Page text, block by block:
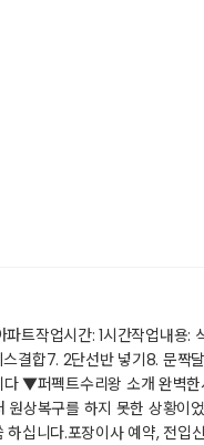
작업시간: 1시간작업내용:
결합7. 2단선반 넣기8. 문짝
▼​퍼펙트수리왕 소개 완벽
상복구를 하지 못한 상황이
니다.​포장이사 예약, 전입